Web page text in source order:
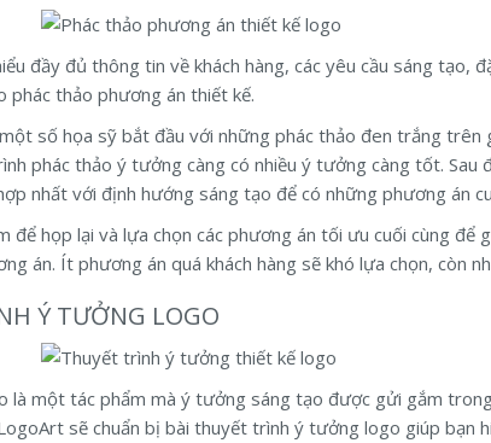
đầy đủ thông tin về khách hàng, các yêu cầu sáng tạo,
phác thảo phương án thiết kế.
số họa sỹ bắt đầu với những phác thảo đen trắng
phác thảo ý tưởng càng có nhiều ý tưởng càng tốt. Sau
nhất với định hướng sáng tạo để có những phương án
để họp lại và lựa chọn các phương án tối ưu cuối cùng để
án. Ít phương án quá khách hàng sẽ khó lựa chọn, còn
Ý TƯỞNG LOGO
là một tác phẩm mà ý tưởng sáng tạo được gửi gắm
sẽ chuẩn bị bài thuyết trình ý tưởng logo giúp bạn